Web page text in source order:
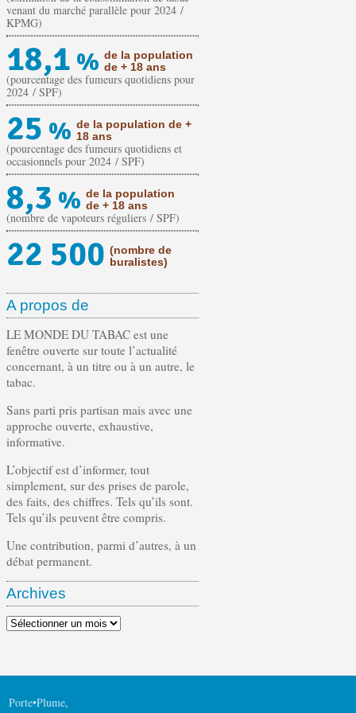
venant du marché parallèle pour 2024 /
KPMG)
18,1 % de la population
de + 18 ans
(pourcentage des fumeurs quotidiens pour
2024 / SPF)
25 % de la population de +
18 ans
(pourcentage des fumeurs quotidiens et
occasionnels pour 2024 / SPF)
8,3 % de la population
de + 18 ans
(nombre de vapoteurs réguliers / SPF)
22 500 (nombre de
buralistes)
A propos de
LE MONDE DU TABAC est une
fenêtre ouverte sur toute l’actualité
concernant, à un titre ou à un autre, le
tabac.
Sans parti pris partisan mais avec une
approche ouverte, exhaustive,
informative.
L’objectif est d’informer, tout
simplement, sur des prises de parole,
des faits, des chiffres. Tels qu’ils sont.
Tels qu’ils peuvent être compris.
Une contribution, parmi d’autres, à un
débat permanent.
Archives
Archives
Porte•Plume,